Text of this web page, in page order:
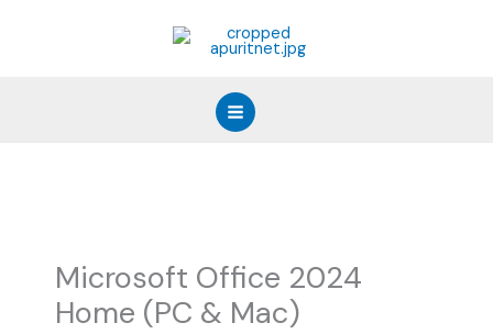
Microsoft Office 2024
Home (PC & Mac)